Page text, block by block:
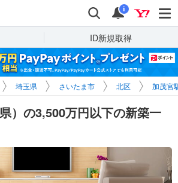
検索 通知
i
ID新規取得
埼玉県 さいたま市 北区 加茂宮
）の3,500万円以下の新築一